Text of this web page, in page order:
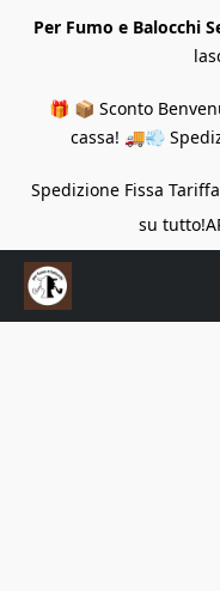
Per Fumo e Balocchi
🎁 📦 Sconto
cassa! 🚚💨
Spedizione Fissa
su tutto!